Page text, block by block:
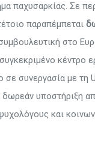
παχυσαρκίας. Σε
παραπέμπεται
στο
κέντρο
συνεργασία με τη
δωρεάν υποστήριξη
και